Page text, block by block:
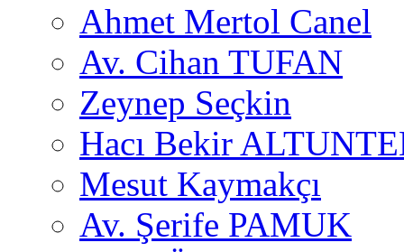
Ahmet Mertol Canel
Av. Cihan TUFAN
Zeynep Seçkin
Hacı Bekir
Mesut Kaymakçı
Av. Şerife PAMUK